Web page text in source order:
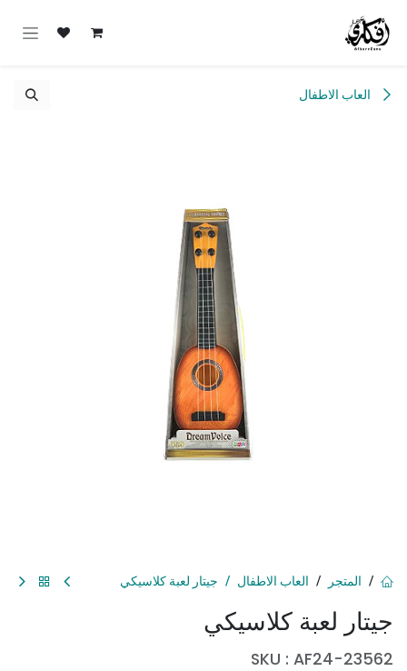
العاب الاطفال
جيتار لعبة كلاسيكي
SKU : AF24-23562
المتجر العاب الاطفال جيتار لعبة كلاسيكي